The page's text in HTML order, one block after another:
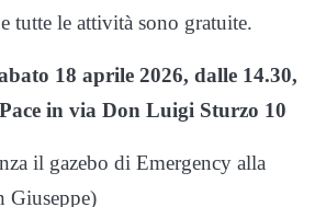
tutte le attività sono gratuite.
18 aprile 2026, dalle 14.30,
in via Don Luigi Sturzo 10
il gazebo di Emergency alla
Giuseppe)